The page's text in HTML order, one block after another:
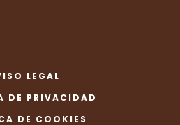
LEGAL
DE PRIVACIDAD
DE COOKIES